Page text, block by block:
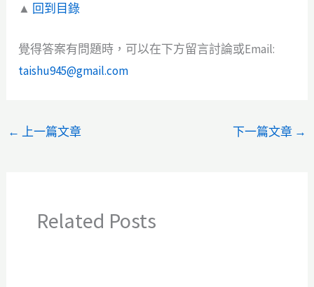
▲ 回到目錄
覺得答案有問題時，可以在下方留言討論或Email:
taishu945@gmail.com
← 上一篇文章 下一篇文章 →
Related Posts